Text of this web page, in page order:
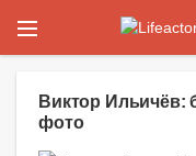
Виктор
фото